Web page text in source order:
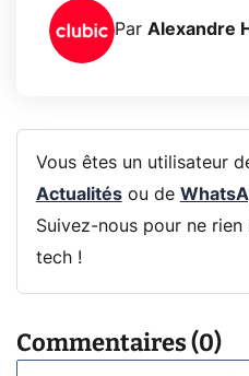
Par Alexandre
Vous êtes un utilisateur
Actualitésou de
Suivez-nous pour ne
tech !
Commentaires (0)